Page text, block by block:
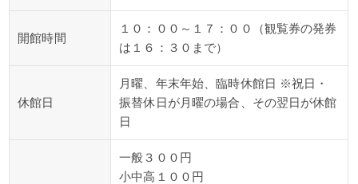
開館時間
１０：００～１７：００（観覧券の発券
は１６：３０まで）
休館日
月曜、年末年始、臨時休館日 ※祝日・
振替休日が月曜の場合、その翌日が休館
日
一般３００円
小中高１００円